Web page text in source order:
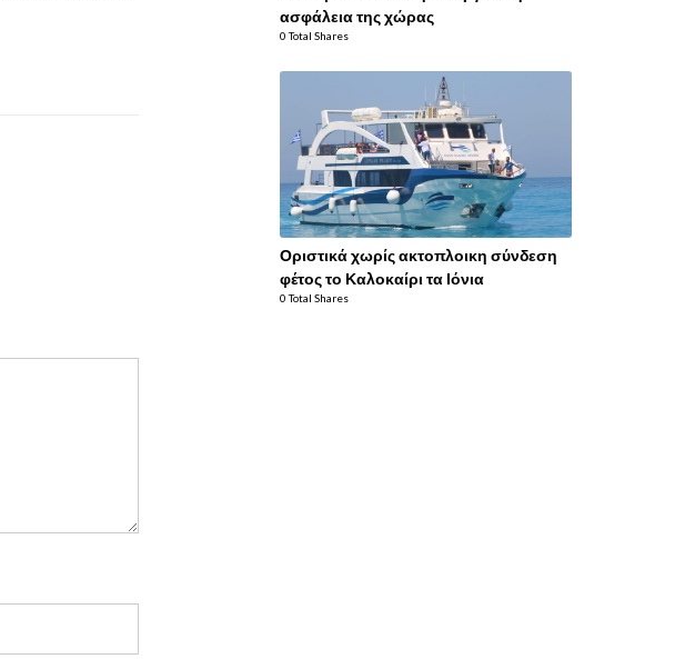
ασφάλεια της χώρας
0 Total Shares
Οριστικά χωρίς ακτοπλοικη σύνδεση
φέτος το Καλοκαίρι τα Ιόνια
0 Total Shares